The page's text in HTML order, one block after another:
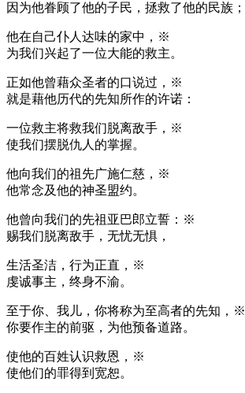
因为他眷顾了他的子民，拯救了他的民族；
他在自己仆人达味的家中，※
为我们兴起了一位大能的救主。
正如他曾藉众圣者的口说过，※
就是藉他历代的先知所作的许诺：
一位救主将救我们脱离敌手，※
使我们摆脱仇人的掌握。
他向我们的祖先广施仁慈，※
他常念及他的神圣盟约。
他曾向我们的先祖亚巴郎立誓：※
赐我们脱离敌手，无忧无惧，
生活圣洁，行为正直，※
虔诚事主，终身不渝。
至于你、我儿，你将称为至高者的先知，※
你要作主的前驱，为他预备道路。
使他的百姓认识救恩，※
使他们的罪得到宽恕。